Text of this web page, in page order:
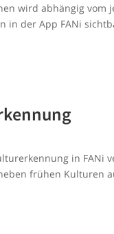
wird abhängig vom
in der App FANi
in FANi
frühen Kulturen